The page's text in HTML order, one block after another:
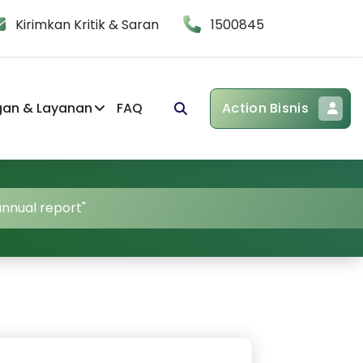
Kirimkan Kritik & Saran 1500845
& Layanan FAQ Action Bisnis
report"